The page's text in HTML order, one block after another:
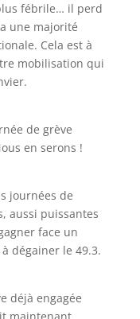
fébrile… il perd
une majorité
Cela est à
mobilisation qui
de grève
en serons !
journées de
aussi puissantes
face un
à dégainer le 49.3.
déjà engagée